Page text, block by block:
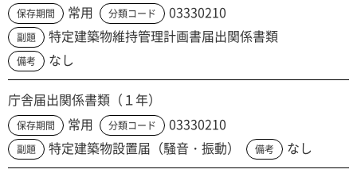
保存期間 常用 分類コード 03330210
副題 特定建築物維持管理計画書届出関係書類
備考 なし
庁舎届出関係書類（１年）
保存期間 常用 分類コード 03330210
副題 特定建築物設置届（騒音・振動） 備考 なし